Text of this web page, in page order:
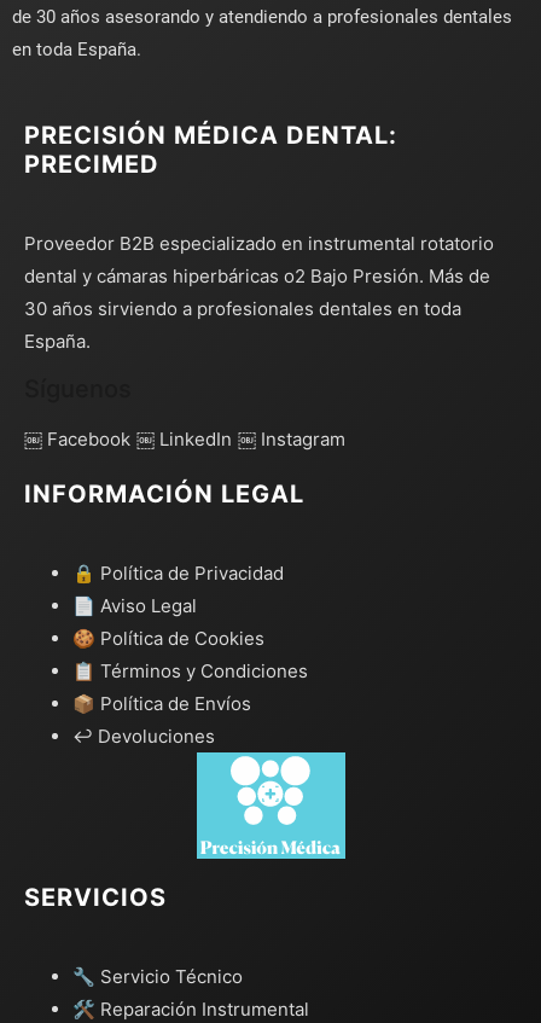
de 30 años asesorando y atendiendo a profesionales dentales
en toda España.
PRECISIÓN MÉDICA DENTAL:
PRECIMED
Proveedor B2B especializado en instrumental rotatorio
dental y cámaras hiperbáricas o2 Bajo Presión. Más de
30 años sirviendo a profesionales dentales en toda
España.
￼ Facebook ￼ LinkedIn ￼ Instagram
INFORMACIÓN LEGAL
🔒 Política de Privacidad
📄 Aviso Legal
🍪 Política de Cookies
📋 Términos y Condiciones
📦 Política de Envíos
↩️ Devoluciones
SERVICIOS
🔧 Servicio Técnico
🛠️ Reparación Instrumental